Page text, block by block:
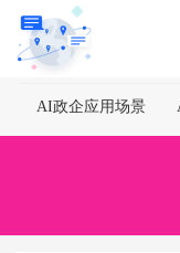
AI政企应用场景